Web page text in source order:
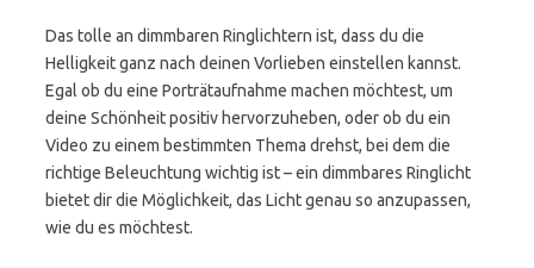
Das tolle an dimmbaren Ringlichtern ist, dass du die
Helligkeit ganz nach deinen Vorlieben einstellen kannst.
Egal ob du eine Porträtaufnahme machen möchtest, um
deine Schönheit positiv hervorzuheben, oder ob du ein
Video zu einem bestimmten Thema drehst, bei dem die
richtige Beleuchtung wichtig ist – ein dimmbares Ringlicht
bietet dir die Möglichkeit, das Licht genau so anzupassen,
wie du es möchtest.